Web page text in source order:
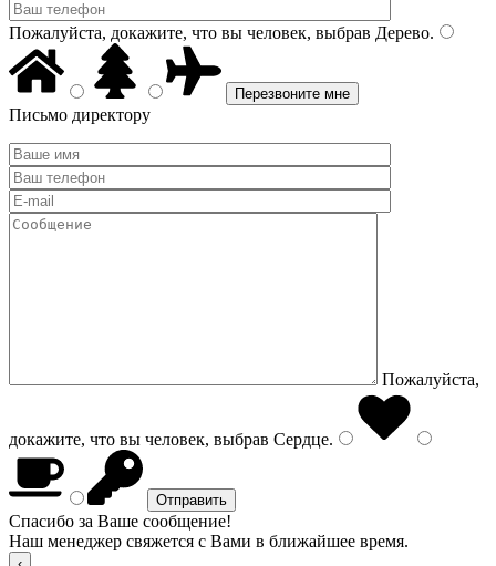
Пожалуйста, докажите, что вы человек, выбрав Дерево.
Письмо директору
Пожалуйста,
докажите, что вы человек, выбрав Сердце.
Спасибо за Ваше сообщение!
Наш менеджер свяжется с Вами в ближайшее время.